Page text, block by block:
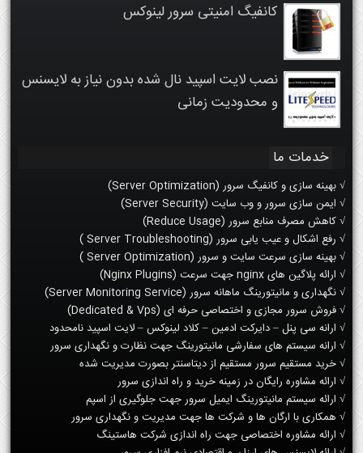
کانفیگ امنیتی سرور لینوکس
نصب لایت اسپید نال شده بدون نیاز به لایسنس
و محدودیت زمانی
خدمات ما
√ بهینه سازی و کانفیگ سرور (Server Optimization)
√ ایمن سازی سرور و وب سایت (Server Security)
√ کاهش مصرف منابع سرور (Reduce Usage)
√ رفع اشکال و عیب یابی سرور (Server Troubleshooting )
√ بهینه سازی سرعت سایت و سرور (Server Optimization )
√ ارائه پلاگین های nginx جهت سرعت (Nginx Plugins)
√ نگهداری و مانیتورینگ ماهانه سرور (Server Monitoring Service)
√ فروش سرور مجازی و اختصاصی حرفه ای (Dedicated & Vps)
√ ارانه سی پنل – دایرکت ادمین – کلاد لینوکس – لایت اسپید نامحدود
√ ارانه سیستم های سفارشی مانیتورینگ جهت نظارت و نگهداری سرور
√ خرید مستقیم سرور مستقیم از دیتاسنتر بصورت مدیریت شده
√ ارائه مشاوره رایگان در زمینه خرید و راه اندازی سرور
√ ارائه سیستم مانیتورینگ ایمیل سرور جهت جلوگیری از اسپم
√ همکاری با ارگان ها و شرکت ها جهت مدیریت و نگهداری سرور
√ ارائه مشاوره اختصاصی جهت راه اندازی شرکت هاستینگ